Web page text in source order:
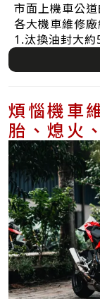
市面上機車公
各大機車維修
1.汰換油封大約
煩惱機車
胎、熄火
費用解說